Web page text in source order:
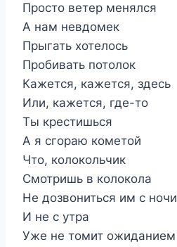
Просто ветер менялся
А нам невдомек
Прыгать хотелось
Пробивать потолок
Кажется, кажется, здесь
Или, кажется, где-то
Ты крестишься
А я сгораю кометой
Что, колокольчик
Смотришь в колокола
Не дозвониться им с ночи
И не с утра
Уже не томит ожиданием